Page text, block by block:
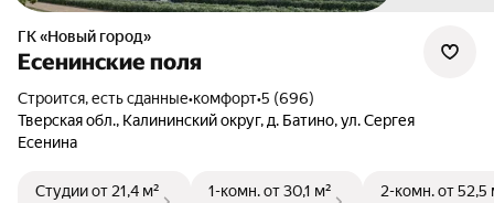
ГК «Новый город»
Есенинские поля
Строится, есть сданные•комфорт•5 (696)
Тверская обл., Калининский округ, д. Батино,ул. Сергея
Есенина
Студииот 21,4 м²
1-комн.от 30,1 м²
2-комн.от 52,5